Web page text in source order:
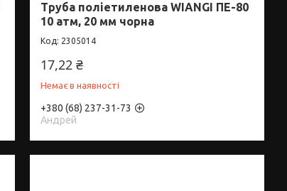
Труба поліетиленова WIANGI ПЕ-80
10 атм, 20 мм чорна
2305014
17,22 ₴
Немає в наявності
+380 (68) 237-31-73
Андрей